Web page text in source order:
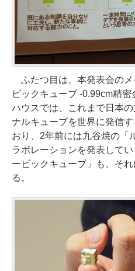
ふたつ目は、本発表会の
ビックキューブ -0.99cm精
ハウスでは、これまで日本
ナルキューブを世界に発信
おり、2年前には九谷焼の「
ラボレーションを発表して
ービックキューブ」も、そ
る。